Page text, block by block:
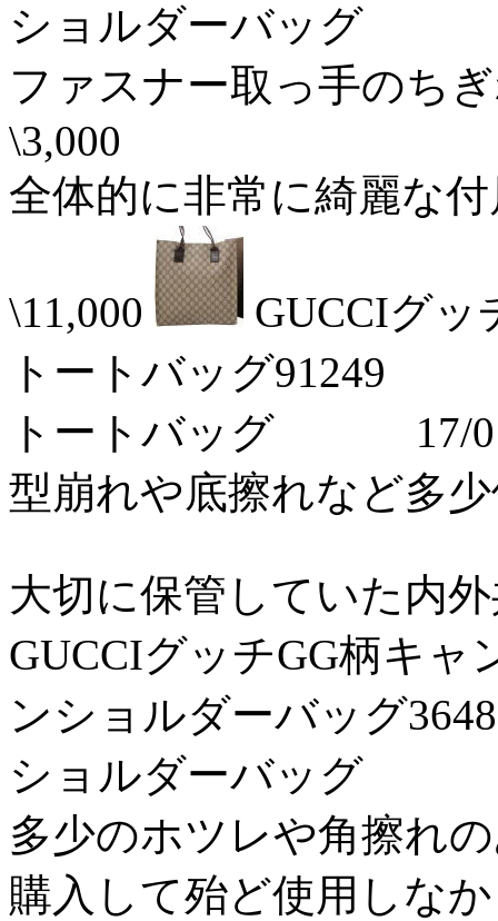
ショルダーバッグ
ファスナー取っ手のち
\3,000
全体的に非常に綺麗な
\11,000
GUCCIグッ
トートバッグ91249
トートバッグ 17/
型崩れや底擦れなど多
大切に保管していた内
GUCCIグッチGG柄キ
ンショルダーバッグ
ショルダーバッグ
多少のホツレや角擦れ
購入して殆ど使用しな